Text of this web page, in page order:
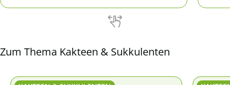
Zum Thema Kakteen & Sukkulenten